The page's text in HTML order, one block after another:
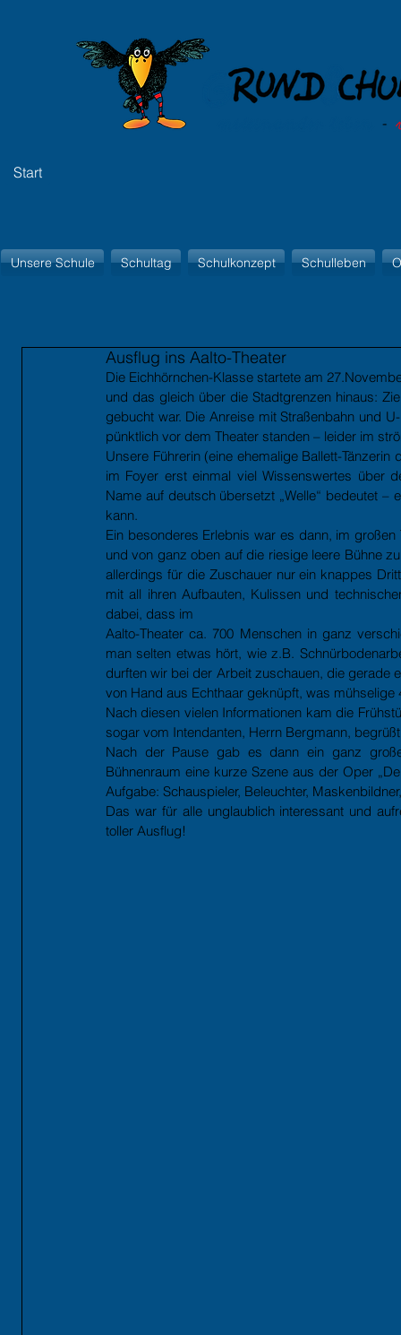
Start
Unsere Schule Schultag Schulkonzept Schulleben
Ausflug ins Aalto-Theater
Die Eichhörnchen-Klasse startete am
und das gleich über die Stadtgrenzen hinaus:
gebucht war. Die Anreise mit Straßenbahn und
pünktlich vor dem Theater standen – leider im
Unsere Führerin (eine ehemalige Ballett-
im Foyer erst einmal viel Wissenswertes über
Name auf deutsch übersetzt „Welle“ bedeutet
kann.
Ein besonderes Erlebnis war es dann, im
und von ganz oben auf die riesige leere Bühne
allerdings für die Zuschauer nur ein knappes
mit all ihren Aufbauten, Kulissen und
dabei, dass im
Aalto-Theater ca. 700 Menschen in ganz
man selten etwas hört, wie z.B.
durften wir bei der Arbeit zuschauen, die gerade
von Hand aus Echthaar geknüpft, was mühselige
Nach diesen vielen Informationen kam die
sogar vom Intendanten, Herrn Bergmann,
Nach der Pause gab es dann ein ganz
Bühnenraum eine kurze Szene aus der Oper
Aufgabe: Schauspieler, Beleuchter,
Das war für alle unglaublich interessant und
toller Ausflug!